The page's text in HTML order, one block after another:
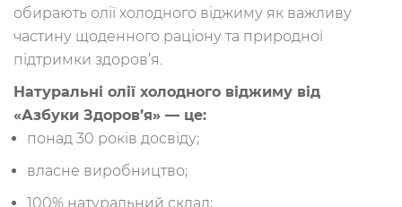
обирають олії холодного віджиму як важливу
частину щоденного раціону та природної
підтримки здоров’я.
Натуральні олії холодного віджиму від
«Азбуки Здоров’я» — це:
понад 30 років досвіду;
власне виробництво;
100% натуральний склад;